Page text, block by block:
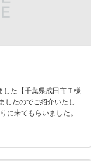
た【千葉県成田市Ｔ様
したのでご紹介いたし
に来てもらいました。